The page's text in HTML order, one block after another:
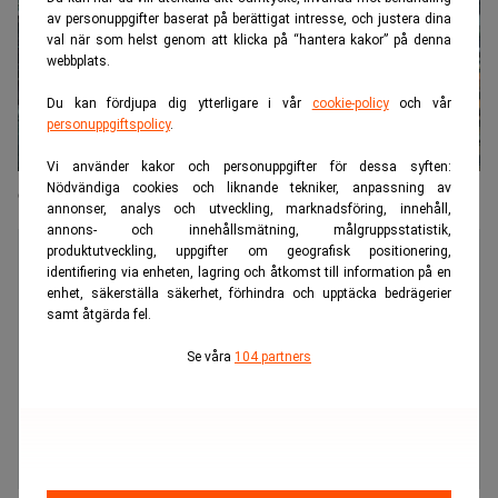
av personuppgifter baserat på berättigat intresse, och justera dina
val när som helst genom att klicka på “hantera kakor” på denna
webbplats.
Du kan fördjupa dig ytterligare i vår cookie-policyoch vår
personuppgiftspolicy.
Vi använder kakor och personuppgifter för dessa syften:
Nödvändiga cookies och liknande tekniker, anpassning av
annonser, analys och utveckling, marknadsföring, innehåll,
annons- och innehållsmätning, målgruppsstatistik,
produktutveckling, uppgifter om geografisk positionering,
identifiering via enheten, lagring och åtkomst till information på en
enhet, säkerställa säkerhet, förhindra och upptäcka bedrägerier
samt åtgärda fel.
Se våra 104 partners
Goldman Sachs tredubblar i Stockholm